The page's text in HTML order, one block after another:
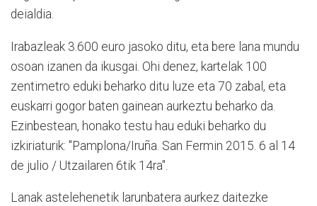
deialdia.
Irabazleak 3.600 euro jasoko ditu, eta bere lana mundu
osoan izanen da ikusgai. Ohi denez, kartelak 100
zentimetro eduki beharko ditu luze eta 70 zabal, eta
euskarri gogor baten gainean aurkeztu beharko da.
Ezinbestean, honako testu hau eduki beharko du
izkiriaturik: "Pamplona/Iruña. San Fermin 2015. 6 al 14
de julio / Utzailaren 6tik 14ra".
Lanak astelehenetik larunbatera aurkez daitezke